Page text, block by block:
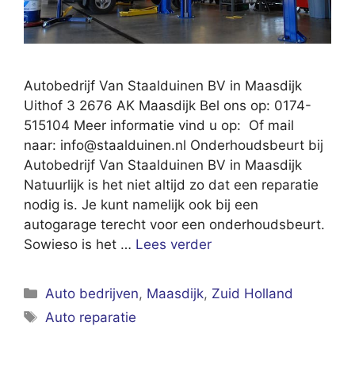
Autobedrijf Van Staalduinen BV in Maasdijk
Uithof 3 2676 AK Maasdijk Bel ons op: 0174-
515104 Meer informatie vind u op: Of mail
naar: info@staalduinen.nl Onderhoudsbeurt bij
Autobedrijf Van Staalduinen BV in Maasdijk
Natuurlijk is het niet altijd zo dat een reparatie
nodig is. Je kunt namelijk ook bij een
autogarage terecht voor een onderhoudsbeurt.
Sowieso is het … Lees verder
Categorieën
Auto bedrijven, Maasdijk, Zuid Holland
Tags
Auto reparatie